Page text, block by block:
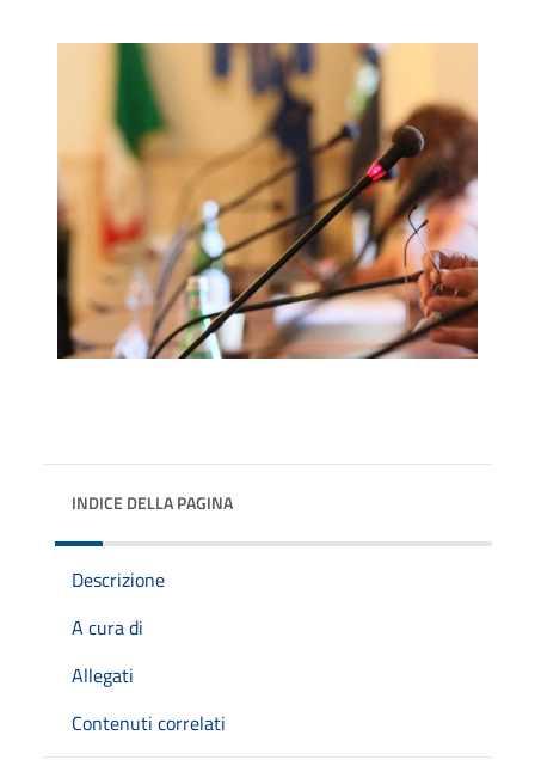
INDICE DELLA PAGINA
Descrizione
A cura di
Allegati
Contenuti correlati